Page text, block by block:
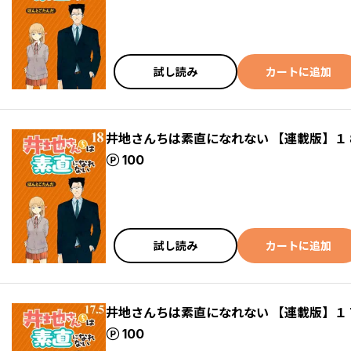
試し読み カートに追加
井地さんちは素直になれない 【連載版】１
100
ポイント
試し読み カートに追加
井地さんちは素直になれない 【連載版】１
100
ポイント